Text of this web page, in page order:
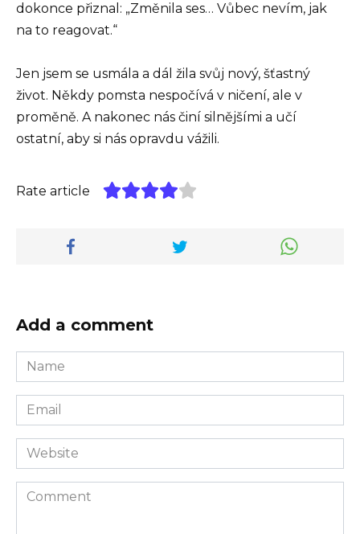
dokonce přiznal: „Změnila ses… Vůbec nevím, jak
na to reagovat.“
Jen jsem se usmála a dál žila svůj nový, šťastný
život. Někdy pomsta nespočívá v ničení, ale v
proměně. A nakonec nás činí silnějšími a učí
ostatní, aby si nás opravdu vážili.
Rate article
Add a comment
Name
*
Email
*
Website
Comment